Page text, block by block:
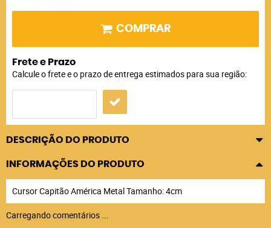
COMPRAR
Frete e Prazo
Calcule o frete e o prazo de entrega estimados para sua região:
DESCRIÇÃO DO PRODUTO
INFORMAÇÕES DO PRODUTO
Cursor Capitão América Metal Tamanho: 4cm
Carregando comentários ...